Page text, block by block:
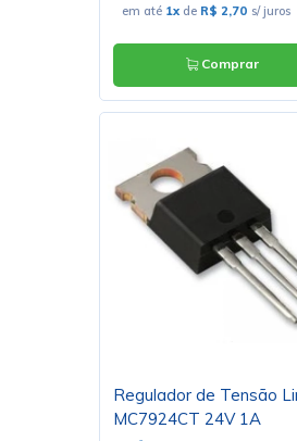
em até 1x de R$ 2,70 s/ juros
Comprar
Regulador de Tensão
MC7924CT 24V 1A